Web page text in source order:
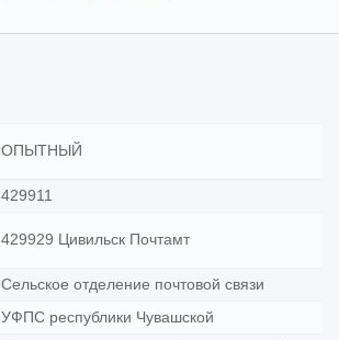
ОПЫТНЫЙ
429911
429929 Цивильск Почтамт
Сельское отделение почтовой связи
УФПС республики Чувашской